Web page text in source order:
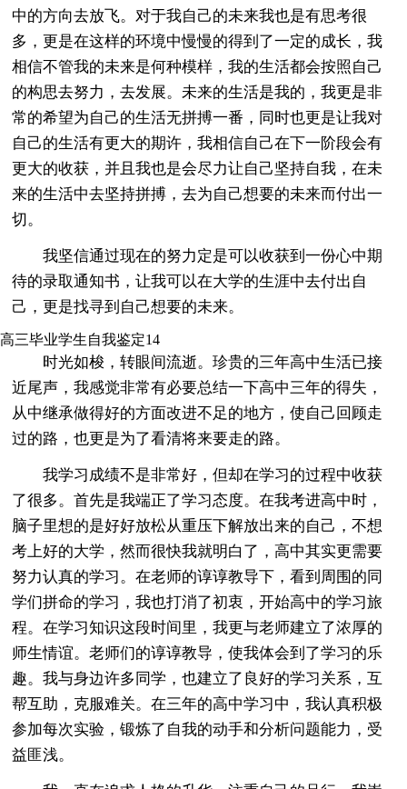
中的方向去放飞。对于我自己的未来我也是有思考很
多，更是在这样的环境中慢慢的得到了一定的成长，我
相信不管我的未来是何种模样，我的生活都会按照自己
的构思去努力，去发展。未来的生活是我的，我更是非
常的希望为自己的生活无拼搏一番，同时也更是让我对
自己的生活有更大的期许，我相信自己在下一阶段会有
更大的收获，并且我也是会尽力让自己坚持自我，在未
来的生活中去坚持拼搏，去为自己想要的未来而付出一
切。
我坚信通过现在的努力定是可以收获到一份心中期
待的录取通知书，让我可以在大学的生涯中去付出自
己，更是找寻到自己想要的未来。
高三毕业学生自我鉴定14
时光如梭，转眼间流逝。珍贵的三年高中生活已接
近尾声，我感觉非常有必要总结一下高中三年的得失，
从中继承做得好的方面改进不足的地方，使自己回顾走
过的路，也更是为了看清将来要走的路。
我学习成绩不是非常好，但却在学习的过程中收获
了很多。首先是我端正了学习态度。在我考进高中时，
脑子里想的是好好放松从重压下解放出来的自己，不想
考上好的大学，然而很快我就明白了，高中其实更需要
努力认真的学习。在老师的谆谆教导下，看到周围的同
学们拼命的学习，我也打消了初衷，开始高中的学习旅
程。在学习知识这段时间里，我更与老师建立了浓厚的
师生情谊。老师们的谆谆教导，使我体会到了学习的乐
趣。我与身边许多同学，也建立了良好的学习关系，互
帮互助，克服难关。在三年的高中学习中，我认真积极
参加每次实验，锻炼了自我的动手和分析问题能力，受
益匪浅。